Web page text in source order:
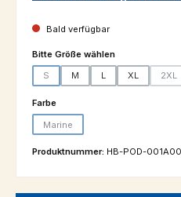
Bald verfügbar
Bitte Größe wählenauswählen
S M L XL 2XL
Farbeauswählen
Marine
Produktnummer: HB-POD-